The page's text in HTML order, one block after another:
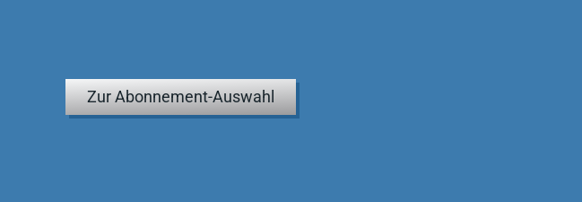
Zur Abonnement-Auswahl